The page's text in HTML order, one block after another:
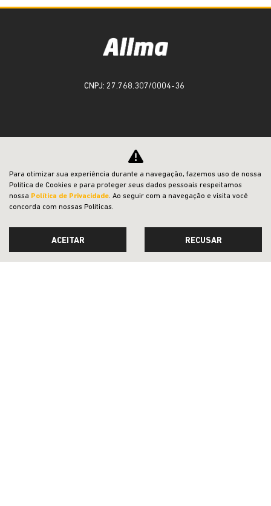
CNPJ: 27.768.307/0004-36
NOVOS
Para otimizar sua experiência durante a navegação, fazemos uso de nossa
Política de Cookies e para proteger seus dados pessoais respeitamos
nossa Política de Privacidade. Ao seguir com a navegação e visita você
concorda com nossas Políticas.
ACEITAR RECUSAR